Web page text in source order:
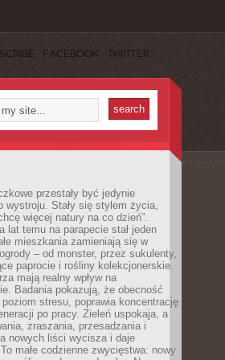
FACEBOOK TWITTER
przestały być jedynie
wystroju. Stały się stylem życia,
więcej natury na co dzień”.
lat temu na parapecie stał jeden
mieszkania zamieniają się w
– od monster, przez sukulenty,
paprocie i rośliny kolekcjonerskie.
mają realny wpływ na
Badania pokazują, że obecność
stresu, poprawia koncentrację
po pracy. Zieleń uspokaja, a
zraszania, przesadzania i
nowych liści wycisza i daje
małe codzienne zwycięstwa: nowy